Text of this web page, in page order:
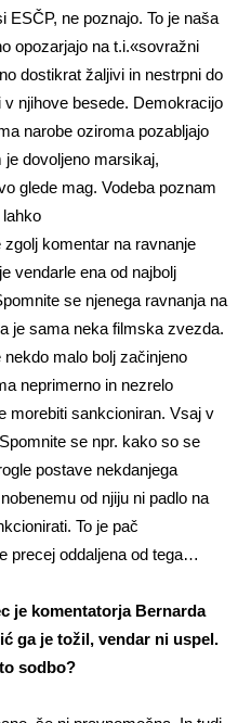
ne poznajo. To je naša
opozarjajo na t.i.«sovražni
dostikrat žaljivi in nestrpni do
njihove besede. Demokracijo
narobe oziroma pozabljajo
dovoljeno marsikaj,
glede mag. Vodeba poznam
lahko
komentar na ravnanje
vendarle ena od najbolj
se njenega ravnanja na
je sama neka filmska zvezda.
malo bolj začinjeno
neprimerno in nezrelo
morebiti sankcioniran. Vsaj v
se npr. kako so se
postave nekdanjega
od njiju ni padlo na
To je pač
precej oddaljena od tega…
je komentatorja Bernarda
ga je tožil, vendar ni uspel.
sodbo?